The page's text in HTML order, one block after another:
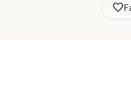
favorite_border